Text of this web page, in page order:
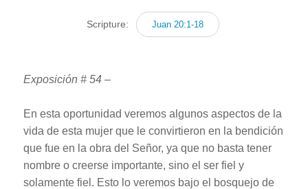
audio
Scripture: Juan 20:1-18
Exposición # 54 –
En esta oportunidad veremos algunos aspectos de la
vida de esta mujer que le convirtieron en la bendición
que fue en la obra del Señor, ya que no basta tener
nombre o creerse importante, sino el ser fiel y
solamente fiel. Esto lo veremos bajo el bosquejo de